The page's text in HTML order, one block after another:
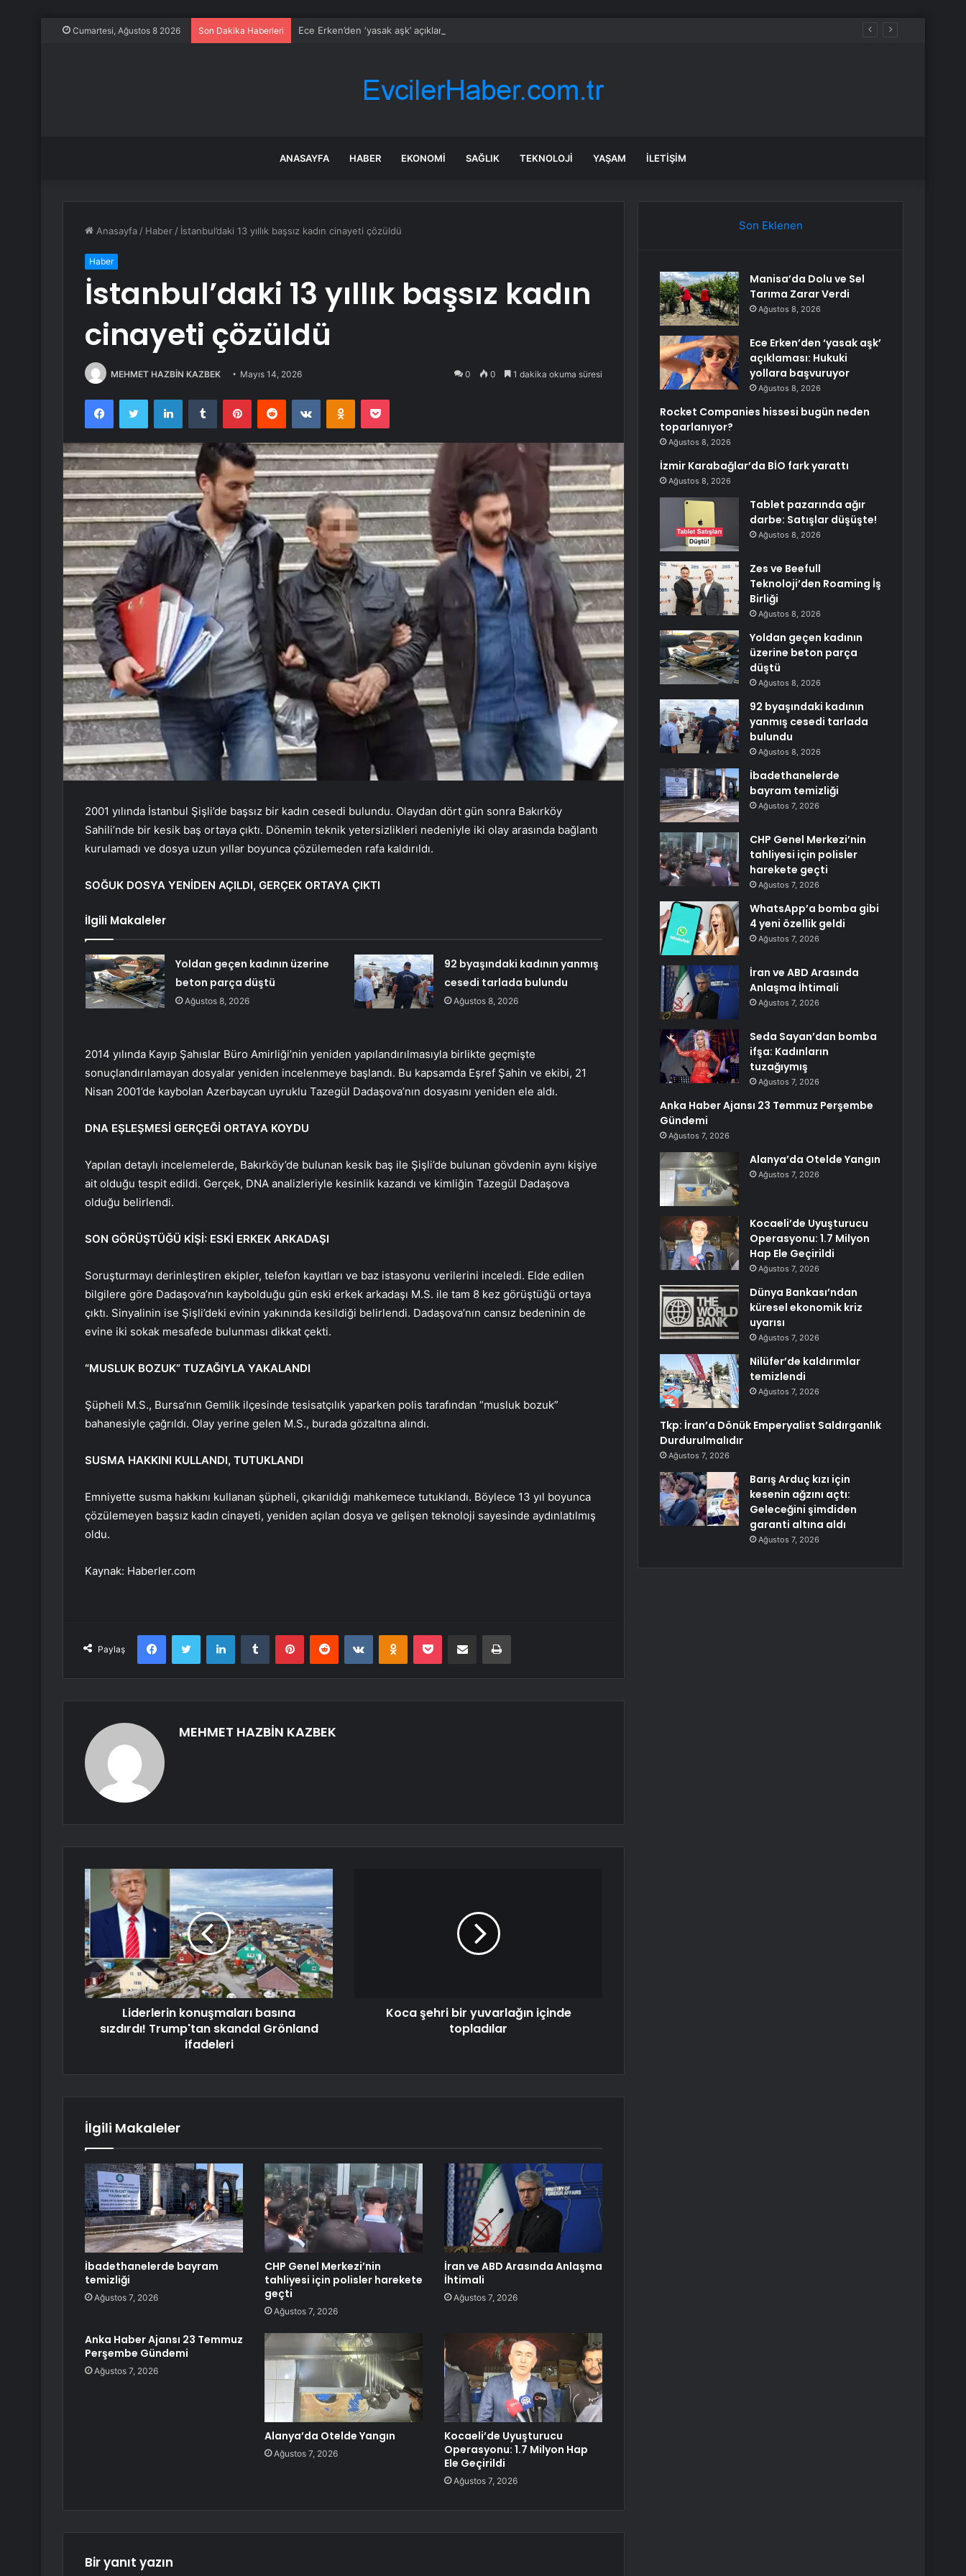
Cumartesi, Ağustos 8 2026 Son Dakika Haberleri Ece Erken’den ‘yasak aşk’ açıklaması: Hukuki yollara başvuruyor
ANASAYFA HABER EKONOMI SAĞLIK TEKNOLOJI YAŞAM İLETIŞIM
Anasayfa / Haber / İstanbul’daki 13 yıllık başsız kadın cinayeti çözüldü
Haber
İstanbul’daki 13 yıllık başsız kadın
cinayeti çözüldü
MEHMET HAZBİN KAZBEK Mayıs 14, 2026 0 0 1 dakika okuma süresi
FacebookTwitter LinkedInTumblr PinterestReddit VKontakteOdnoklassniki
Pocket
2001 yılında İstanbul Şişli’de başsız bir kadın cesedi bulundu. Olaydan dört gün sonra Bakırköy
Sahili’nde bir kesik baş ortaya çıktı. Dönemin teknik yetersizlikleri nedeniyle iki olay arasında bağlantı
kurulamadı ve dosya uzun yıllar boyunca çözülemeden rafa kaldırıldı.
SOĞUK DOSYA YENİDEN AÇILDI, GERÇEK ORTAYA ÇIKTI
İlgili Makaleler
Yoldan geçen kadının üzerine
beton parça düştü
Ağustos 8, 2026
92 byaşındaki kadının yanmış
cesedi tarlada bulundu
Ağustos 8, 2026
2014 yılında Kayıp Şahıslar Büro Amirliği’nin yeniden yapılandırılmasıyla birlikte geçmişte
sonuçlandırılamayan dosyalar yeniden incelenmeye başlandı. Bu kapsamda Eşref Şahin ve ekibi, 21
Nisan 2001’de kaybolan Azerbaycan uyruklu Tazegül Dadaşova’nın dosyasını yeniden ele aldı.
DNA EŞLEŞMESİ GERÇEĞİ ORTAYA KOYDU
Yapılan detaylı incelemelerde, Bakırköy’de bulunan kesik baş ile Şişli’de bulunan gövdenin aynı kişiye
ait olduğu tespit edildi. Gerçek, DNA analizleriyle kesinlik kazandı ve kimliğin Tazegül Dadaşova
olduğu belirlendi.
SON GÖRÜŞTÜĞÜ KİŞİ: ESKİ ERKEK ARKADAŞI
Soruşturmayı derinleştiren ekipler, telefon kayıtları ve baz istasyonu verilerini inceledi. Elde edilen
bilgilere göre Dadaşova’nın kaybolduğu gün eski erkek arkadaşı M.S. ile tam 8 kez görüştüğü ortaya
çıktı. Sinyalinin ise Şişli’deki evinin yakınında kesildiği belirlendi. Dadaşova’nın cansız bedeninin de
evine iki sokak mesafede bulunması dikkat çekti.
“MUSLUK BOZUK” TUZAĞIYLA YAKALANDI
Şüpheli M.S., Bursa’nın Gemlik ilçesinde tesisatçılık yaparken polis tarafından “musluk bozuk”
bahanesiyle çağrıldı. Olay yerine gelen M.S., burada gözaltına alındı.
SUSMA HAKKINI KULLANDI, TUTUKLANDI
Emniyette susma hakkını kullanan şüpheli, çıkarıldığı mahkemece tutuklandı. Böylece 13 yıl boyunca
çözülemeyen başsız kadın cinayeti, yeniden açılan dosya ve gelişen teknoloji sayesinde aydınlatılmış
oldu.
Kaynak: Haberler.com
Paylaş
FacebookTwitter LinkedInTumblr PinterestReddit VKontakteOdnoklassniki
Pocket E-Posta ile paylaş Yazdır
MEHMET HAZBİN KAZBEK
Liderlerin konuşmaları basına
sızdırdı! Trump'tan skandal Grönland
ifadeleri
Koca şehri bir yuvarlağın içinde
topladılar
İlgili Makaleler
İbadethanelerde bayram
temizliği
Ağustos 7, 2026
CHP Genel Merkezi’nin
tahliyesi için polisler harekete
geçti
Ağustos 7, 2026
İran ve ABD Arasında Anlaşma
İhtimali
Ağustos 7, 2026
Anka Haber Ajansı 23 Temmuz
Perşembe Gündemi
Ağustos 7, 2026
Alanya’da Otelde Yangın
Ağustos 7, 2026
Kocaeli’de Uyuşturucu
Operasyonu: 1.7 Milyon Hap
Ele Geçirildi
Ağustos 7, 2026
Bir yanıt yazın
Son Eklenen
Manisa’da Dolu ve Sel
Tarıma Zarar Verdi
Ağustos 8, 2026
Ece Erken’den ‘yasak aşk’
açıklaması: Hukuki
yollara başvuruyor
Ağustos 8, 2026
Rocket Companies hissesi bugün neden
toparlanıyor?
Ağustos 8, 2026
İzmir Karabağlar’da BİO fark yarattı
Ağustos 8, 2026
Tablet pazarında ağır
darbe: Satışlar düşüşte!
Ağustos 8, 2026
Zes ve Beefull
Teknoloji’den Roaming İş
Birliği
Ağustos 8, 2026
Yoldan geçen kadının
üzerine beton parça
düştü
Ağustos 8, 2026
92 byaşındaki kadının
yanmış cesedi tarlada
bulundu
Ağustos 8, 2026
İbadethanelerde
bayram temizliği
Ağustos 7, 2026
CHP Genel Merkezi’nin
tahliyesi için polisler
harekete geçti
Ağustos 7, 2026
WhatsApp’a bomba gibi
4 yeni özellik geldi
Ağustos 7, 2026
İran ve ABD Arasında
Anlaşma İhtimali
Ağustos 7, 2026
Seda Sayan’dan bomba
ifşa: Kadınların
tuzağıymış
Ağustos 7, 2026
Anka Haber Ajansı 23 Temmuz Perşembe
Gündemi
Ağustos 7, 2026
Alanya’da Otelde Yangın
Ağustos 7, 2026
Kocaeli’de Uyuşturucu
Operasyonu: 1.7 Milyon
Hap Ele Geçirildi
Ağustos 7, 2026
Dünya Bankası’ndan
küresel ekonomik kriz
uyarısı
Ağustos 7, 2026
Nilüfer’de kaldırımlar
temizlendi
Ağustos 7, 2026
Tkp: İran’a Dönük Emperyalist Saldırganlık
Durdurulmalıdır
Ağustos 7, 2026
Barış Arduç kızı için
kesenin ağzını açtı:
Geleceğini şimdiden
garanti altına aldı
Ağustos 7, 2026